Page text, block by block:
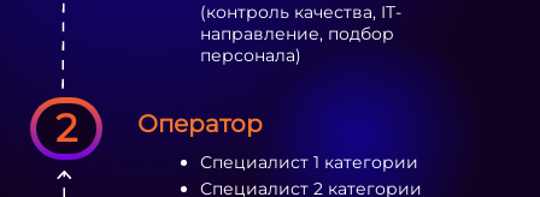
2 Оператор
Специалист 1 категории
Специалист 2 категории
(контроль качества, IT-
направление, подбор
персонала)